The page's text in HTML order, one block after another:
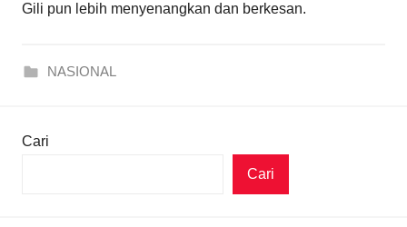
Gili pun lebih menyenangkan dan berkesan.
NASIONAL
Cari
Cari